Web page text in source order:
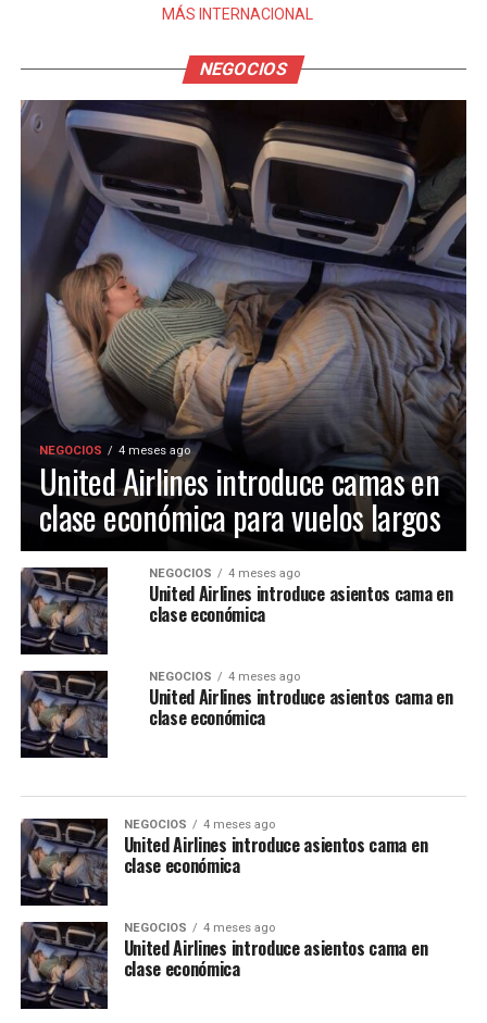
MÁS INTERNACIONAL
NEGOCIOS
NEGOCIOS 4 meses ago
United Airlines introduce camas en
clase económica para vuelos largos
NEGOCIOS 4 meses ago
United Airlines introduce asientos cama en
clase económica
NEGOCIOS 4 meses ago
United Airlines introduce asientos cama en
clase económica
NEGOCIOS 4 meses ago
United Airlines introduce asientos cama en
clase económica
NEGOCIOS 4 meses ago
United Airlines introduce asientos cama en
clase económica